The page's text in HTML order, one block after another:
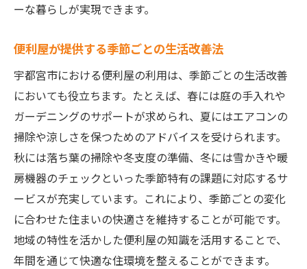
ーな暮らしが実現できます。
便利屋が提供する季節ごとの生活改善法
宇都宮市における便利屋の利用は、季節ごとの生活改善
においても役立ちます。たとえば、春には庭の手入れや
ガーデニングのサポートが求められ、夏にはエアコンの
掃除や涼しさを保つためのアドバイスを受けられます。
秋には落ち葉の掃除や冬支度の準備、冬には雪かきや暖
房機器のチェックといった季節特有の課題に対応するサ
ービスが充実しています。これにより、季節ごとの変化
に合わせた住まいの快適さを維持することが可能です。
地域の特性を活かした便利屋の知識を活用することで、
年間を通じて快適な住環境を整えることができます。